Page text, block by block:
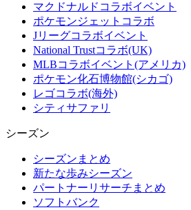
マクドナルドコラボイベント
ポケモンジェットコラボ
Jリーグコラボイベント
National Trustコラボ(UK)
MLBコラボイベント(アメリカ)
ポケモン化石博物館(シカゴ)
レゴコラボ(海外)
シティサファリ
シーズン
シーズンまとめ
新たな歩みシーズン
パートナーリサーチまとめ
ソフトバンク